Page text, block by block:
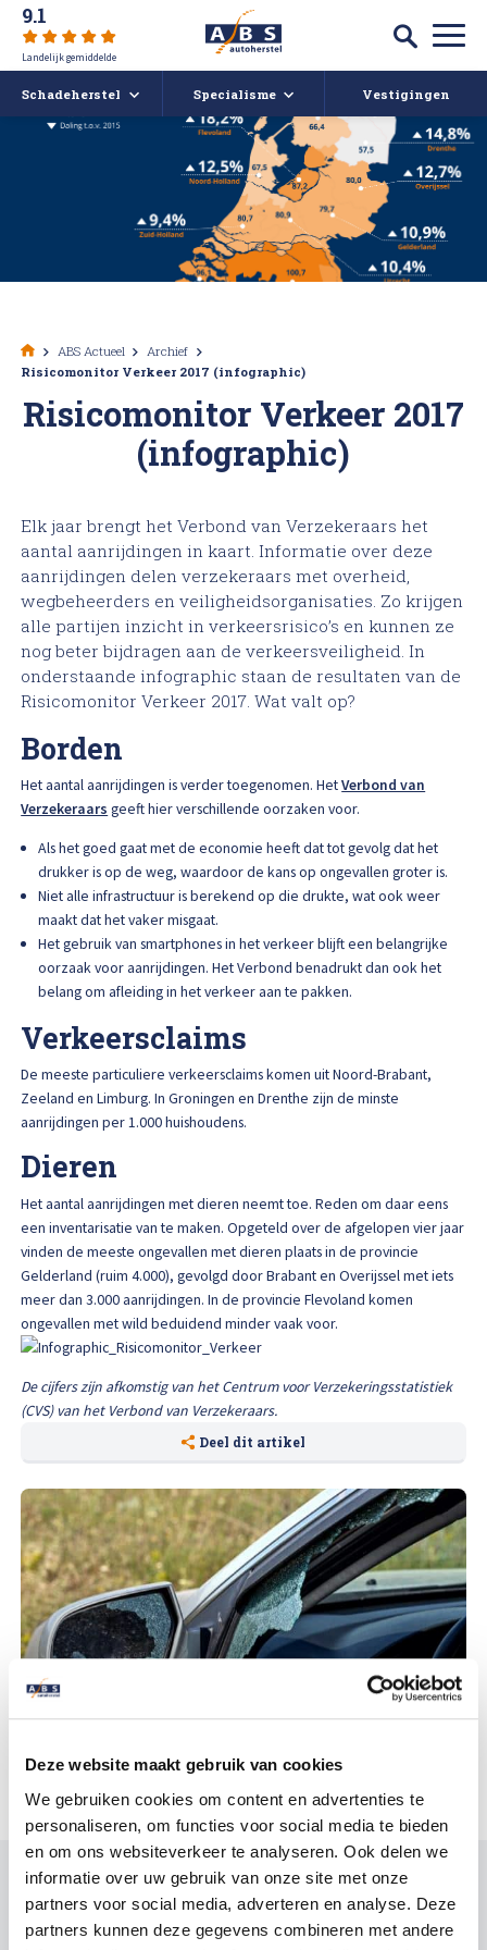
Deze website maakt gebruik van cookies
We gebruiken cookies om content en advertenties te
personaliseren, om functies voor social media te bieden
en om ons websiteverkeer te analyseren. Ook delen we
informatie over uw gebruik van onze site met onze
partners voor social media, adverteren en analyse. Deze
partners kunnen deze gegevens combineren met andere
9.1
Landelijk gemiddelde
Schadeherstel Specialisme Vestigingen
Caravan- en camperreparatie
Auto uitdeuken zonder spuiten
Koplampen polijsten en afstellen
Krassen verwijderen
Lakschade herstellen
Spotrepair
Steenslag herstellen
Velgen herstellen
Hagelschade herstellen
Total loss
Alle soorten Specialisme
Afspraak maken
Bel ons op: 0900 - 6611111
ABS Actueel
Archief
Risicomonitor Verkeer 2017 (infographic)
Risicomonitor Verkeer 2017
(infographic)
Elk jaar brengt het Verbond van Verzekeraars het
aantal aanrijdingen in kaart. Informatie over deze
aanrijdingen delen verzekeraars met overheid,
wegbeheerders en veiligheidsorganisaties. Zo krijgen
alle partijen inzicht in verkeersrisico’s en kunnen ze
nog beter bijdragen aan de verkeersveiligheid. In
onderstaande infographic staan de resultaten van de
Risicomonitor Verkeer 2017. Wat valt op?
Borden
Het aantal aanrijdingen is verder toegenomen. HetVerbond van
Verzekeraars geeft hier verschillende oorzaken voor.
Als het goed gaat met de economie heeft dat tot gevolg dat het
drukker is op de weg, waardoor de kans op ongevallen groter is.
Niet alle infrastructuur is berekend op die drukte, wat ook weer
maakt dat het vaker misgaat.
Het gebruik van smartphones in het verkeer blijft een belangrijke
oorzaak voor aanrijdingen. Het Verbond benadrukt dan ook het
belang om afleiding in het verkeer aan te pakken.
Verkeersclaims
De meeste particuliere verkeersclaims komen uit Noord-Brabant,
Zeeland en Limburg. In Groningen en Drenthe zijn de minste
aanrijdingen per 1.000 huishoudens.
Dieren
Het aantal aanrijdingen met dieren neemt toe. Reden om daar eens
een inventarisatie van te maken. Opgeteld over de afgelopen vier jaar
vinden de meeste ongevallen met dieren plaats in de provincie
Gelderland (ruim 4.000), gevolgd door Brabant en Overijssel met iets
meer dan 3.000 aanrijdingen. In de provincie Flevoland komen
ongevallen met wild beduidend minder vaak voor.
De cijfers zijn afkomstig van het Centrum voor Verzekeringsstatistiek
(CVS) van het Verbond van Verzekeraars.
Deel dit artikel
Inbraak
Autoschade na inbraak: meer dan een